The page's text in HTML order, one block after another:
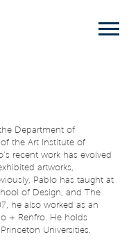
Department of
the Art Institute of
recent work has evolved
artworks,
Pablo has taught at
of Design, and The
he also worked as an
+ Renfro. He holds
Universities.